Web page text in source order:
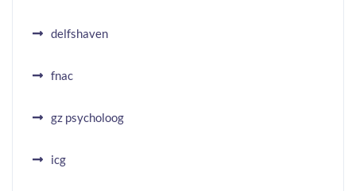
delfshaven
fnac
gz psycholoog
icg